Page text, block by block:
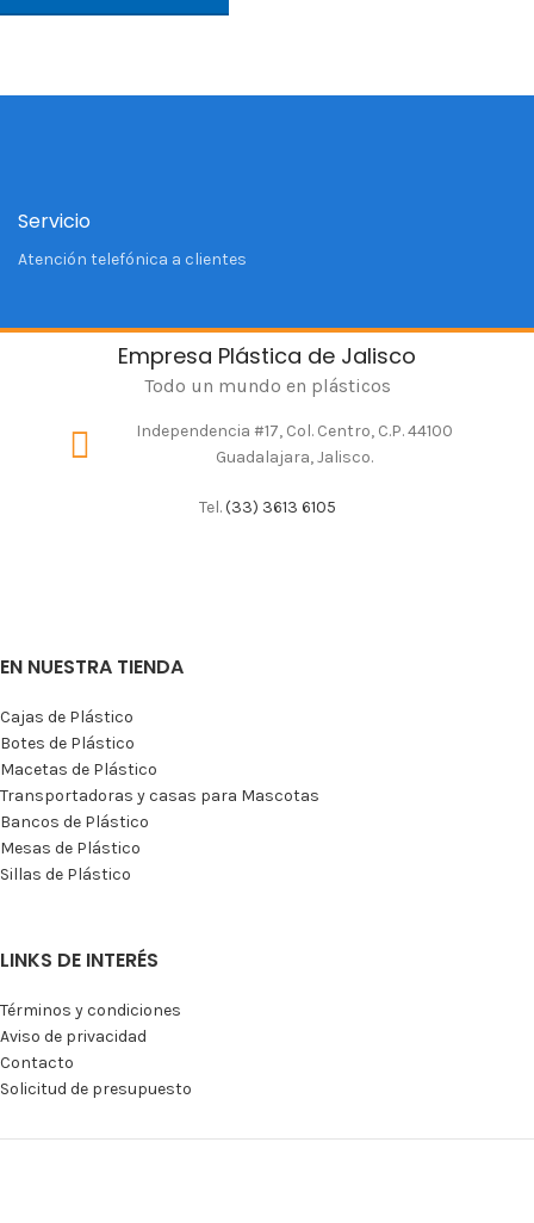
Servicio
Atención telefónica a clientes
Empresa Plástica de Jalisco
Todo un mundo en plásticos
Independencia #17, Col. Centro, C.P. 44100
Guadalajara, Jalisco.
Tel.(33) 3613 6105
EN NUESTRA TIENDA
Cajas de Plástico
Botes de Plástico
Macetas de Plástico
Transportadoras y casas para Mascotas
Bancos de Plástico
Mesas de Plástico
Sillas de Plástico
LINKS DE INTERÉS
Términos y condiciones
Aviso de privacidad
Contacto
Solicitud de presupuesto